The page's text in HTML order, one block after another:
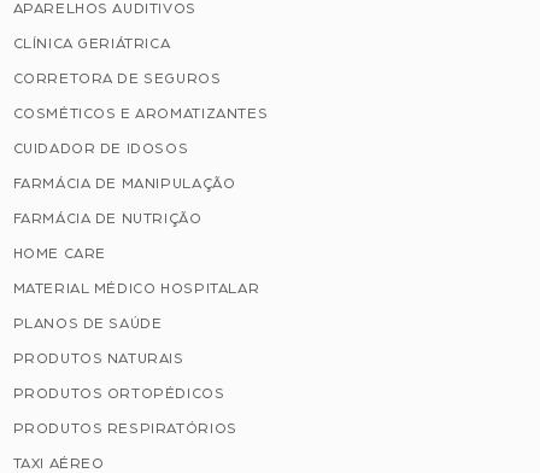
APARELHOS AUDITIVOS
CLÍNICA GERIÁTRICA
CORRETORA DE SEGUROS
COSMÉTICOS E AROMATIZANTES
CUIDADOR DE IDOSOS
FARMÁCIA DE MANIPULAÇÃO
FARMÁCIA DE NUTRIÇÃO
HOME CARE
MATERIAL MÉDICO HOSPITALAR
PLANOS DE SAÚDE
PRODUTOS NATURAIS
PRODUTOS ORTOPÉDICOS
PRODUTOS RESPIRATÓRIOS
TAXI AÉREO